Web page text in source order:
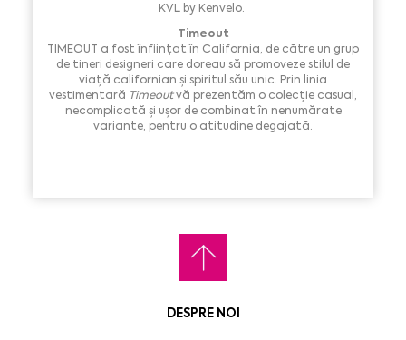
KVL by Kenvelo.
Timeout
TIMEOUT a fost înființat în California, de către un grup
de tineri designeri care doreau să promoveze stilul de
viață californian și spiritul său unic. Prin linia
vestimentară Timeoutvă prezentăm o colecție casual,
necomplicată și ușor de combinat în nenumărate
variante, pentru o atitudine degajată.
DESPRE NOI